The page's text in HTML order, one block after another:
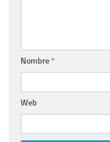
Nombre*
Web